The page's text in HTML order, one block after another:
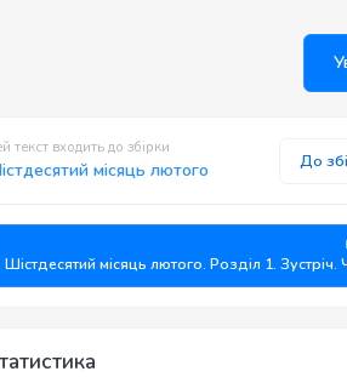
текст входить до збірки
місяць лютого До
Шістдесятий місяць лютого. Розділ 1. Зустріч.